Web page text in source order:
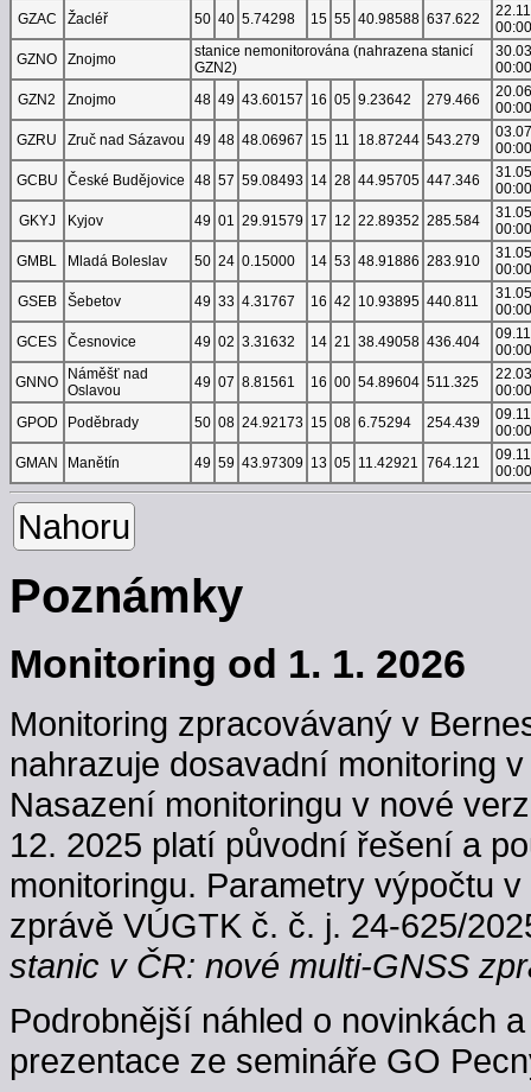
GZAC
Žacléř 50 40 5.74298 15 55 40.98588 637.622
00:00
GZNO
Znojmo
stanice nemonitorována (nahrazena stanicí
GZN2)
00:00
GZN2
Znojmo 48 49 43.60157 16 05 9.23642 279.466
00:00
GZRU
Zruč nad Sázavou 49 48 48.06967 15 11 18.87244 543.279
00:00
GCBU
České Budějovice 48 57 59.08493 14 28 44.95705 447.346
00:00
GKYJ
Kyjov 49 01 29.91579 17 12 22.89352 285.584
00:00
GMBL
Mladá Boleslav 50 24 0.15000 14 53 48.91886 283.910
00:00
GSEB
Šebetov 49 33 4.31767 16 42 10.93895 440.811
00:00
GCES
Česnovice 49 02 3.31632 14 21 38.49058 436.404
00:00
GNNO
Náměšť nad
Oslavou
49 07 8.81561 16 00 54.89604 511.325
00:00
GPOD
Poděbrady 50 08 24.92173 15 08 6.75294 254.439
00:00
GMAN
Manětín 49 59 43.97309 13 05 11.42921 764.121
00:00
Nahoru
Poznámky
Monitoring od 1. 1. 2026
Monitoring zpracovávaný v
nahrazuje dosavadní monitoring
Nasazení monitoringu v nové
12. 2025 platí původní řešení a
monitoringu. Parametry výpočtu
zprávě VÚGTK č. č. j. 24-625/
stanic v ČR: nové multi-GNSS
Podrobnější náhled o novinkách
prezentace ze semináře GO